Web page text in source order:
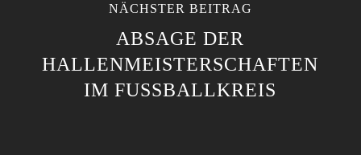
NÄCHSTER BEITRAG
ABSAGE DER
HALLENMEISTERSCHAFTEN
IM FUSSBALLKREIS